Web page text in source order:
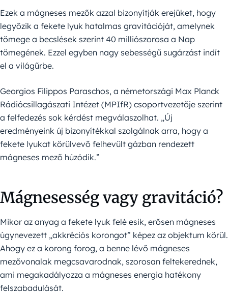
Ezek a mágneses mezők azzal bizonyítják erejüket, hogy
legyőzik a fekete lyuk hatalmas gravitációját, amelynek
tömege a becslések szerint 40 milliószorosa a Nap
tömegének. Ezzel egyben nagy sebességű sugárzást indít
el a világűrbe.
Georgios Filippos Paraschos, a németországi Max Planck
Rádiócsillagászati Intézet (MPIfR) csoportvezetője szerint
a felfedezés sok kérdést megválaszolhat. „Új
eredményeink új bizonyítékkal szolgálnak arra, hogy a
fekete lyukat körülvevő felhevült gázban rendezett
mágneses mező húzódik.”
Mágnesesség vagy gravitáció?
Mikor az anyag a fekete lyuk felé esik, erősen mágneses
úgynevezett „akkréciós korongot” képez az objektum körül.
Ahogy ez a korong forog, a benne lévő mágneses
mezővonalak megcsavarodnak, szorosan feltekerednek,
ami megakadályozza a mágneses energia hatékony
felszabadulását.